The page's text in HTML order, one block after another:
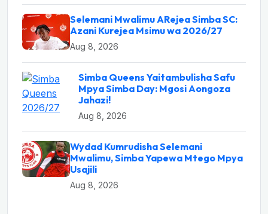
Selemani Mwalimu ARejea Simba SC:
Azani Kurejea Msimu wa 2026/27
Aug 8, 2026
Simba Queens Yaitambulisha Safu
Mpya Simba Day: Mgosi Aongoza
Jahazi!
Aug 8, 2026
Wydad Kumrudisha Selemani
Mwalimu, Simba Yapewa Mtego Mpya
Usajili
Aug 8, 2026